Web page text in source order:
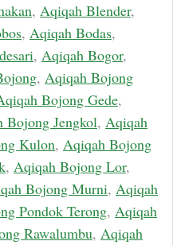
, Aqiqah Blender,
, Aqiqah Bodas,
, Aqiqah Bogor,
, Aqiqah Bojong
Bojong Gede,
Bojong Jengkol, Aqiqah
Kulon, Aqiqah Bojong
, Aqiqah Bojong Lor,
Bojong Murni, Aqiqah
Pondok Terong, Aqiqah
Rawalumbu, Aqiqah